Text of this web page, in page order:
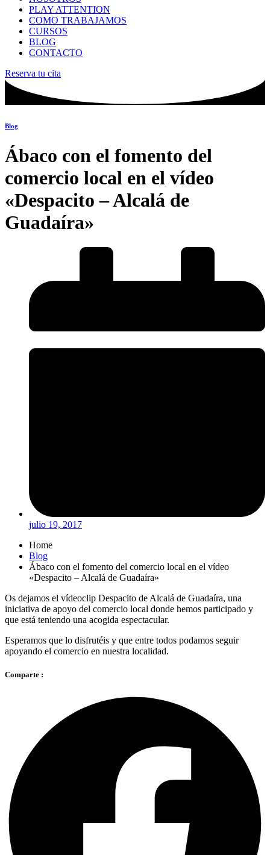
PLAY ATTENTION
COMO TRABAJAMOS
CURSOS
BLOG
CONTACTO
Reserva tu cita
Blog
Ábaco con el fomento del
comercio local en el vídeo
«Despacito – Alcalá de
Guadaíra»
julio 19, 2017
Home
Blog
Ábaco con el fomento del comercio local en el vídeo
«Despacito – Alcalá de Guadaíra»
Os dejamos el vídeoclip Despacito de Alcalá de Guadaíra, una
iniciativa de apoyo del comercio local donde hemos participado y
que está teniendo una acogida espectacular.
Esperamos que lo disfrutéis y que entre todos podamos seguir
apoyando el comercio en nuestra localidad.
Comparte :